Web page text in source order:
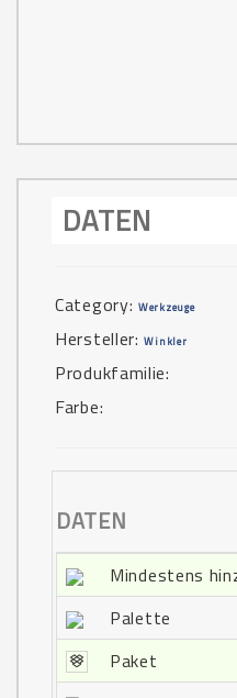
DATEN
Category: Werkzeuge
Hersteller:Winkler
Produkfamilie:
Farbe:
DATEN
Mindestens
Palette
Paket